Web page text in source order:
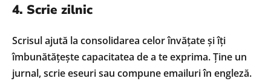
4. Scrie zilnic
Scrisul ajută la consolidarea celor învățate și îți
îmbunătățește capacitatea de a te exprima. Ține un
jurnal, scrie eseuri sau compune emailuri în engleză.